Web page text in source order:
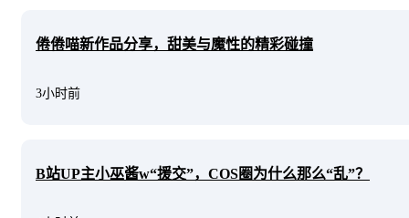
倦倦喵新作品分享，甜美与魔性的精彩碰撞
3小时前
B站UP主小巫酱w“援交”，COS圈为什么那么“乱”？